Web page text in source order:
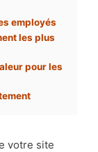
employés
les plus
pour les
votre site